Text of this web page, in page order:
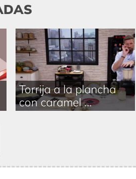
Torrija a la plancha
con caramel ...